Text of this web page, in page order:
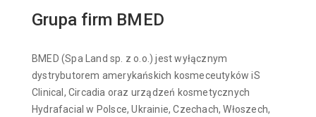
Grupa firm BMED
BMED (Spa Land sp. z o.o.) jest wyłącznym
dystrybutorem amerykańskich kosmeceutyków iS
Clinical, Circadia oraz urządzeń kosmetycznych
Hydrafacial w Polsce, Ukrainie, Czechach, Włoszech,